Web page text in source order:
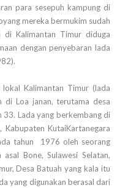
para sesepuh kampung di
mereka bermukim sudah
Kalimantan Timur diduga
dengan penyebaran lada
Kalimantan Timur (lada
di Loa janan, terutama desa
Lada yang berkembang di
Kabupaten KutaiKartanegara
tahun 1976 oleh seorang
Bone, Sulawesi Selatan,
Desa Batuah yang kala itu
yang digunakan berasal dari